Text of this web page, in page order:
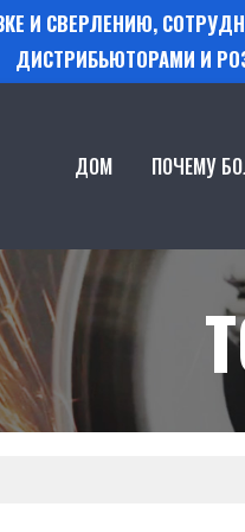
И СВЕРЛЕНИЮ,
ДИСТРИБЬЮТОРАМИ И
ДОМ ПОЧЕМУ